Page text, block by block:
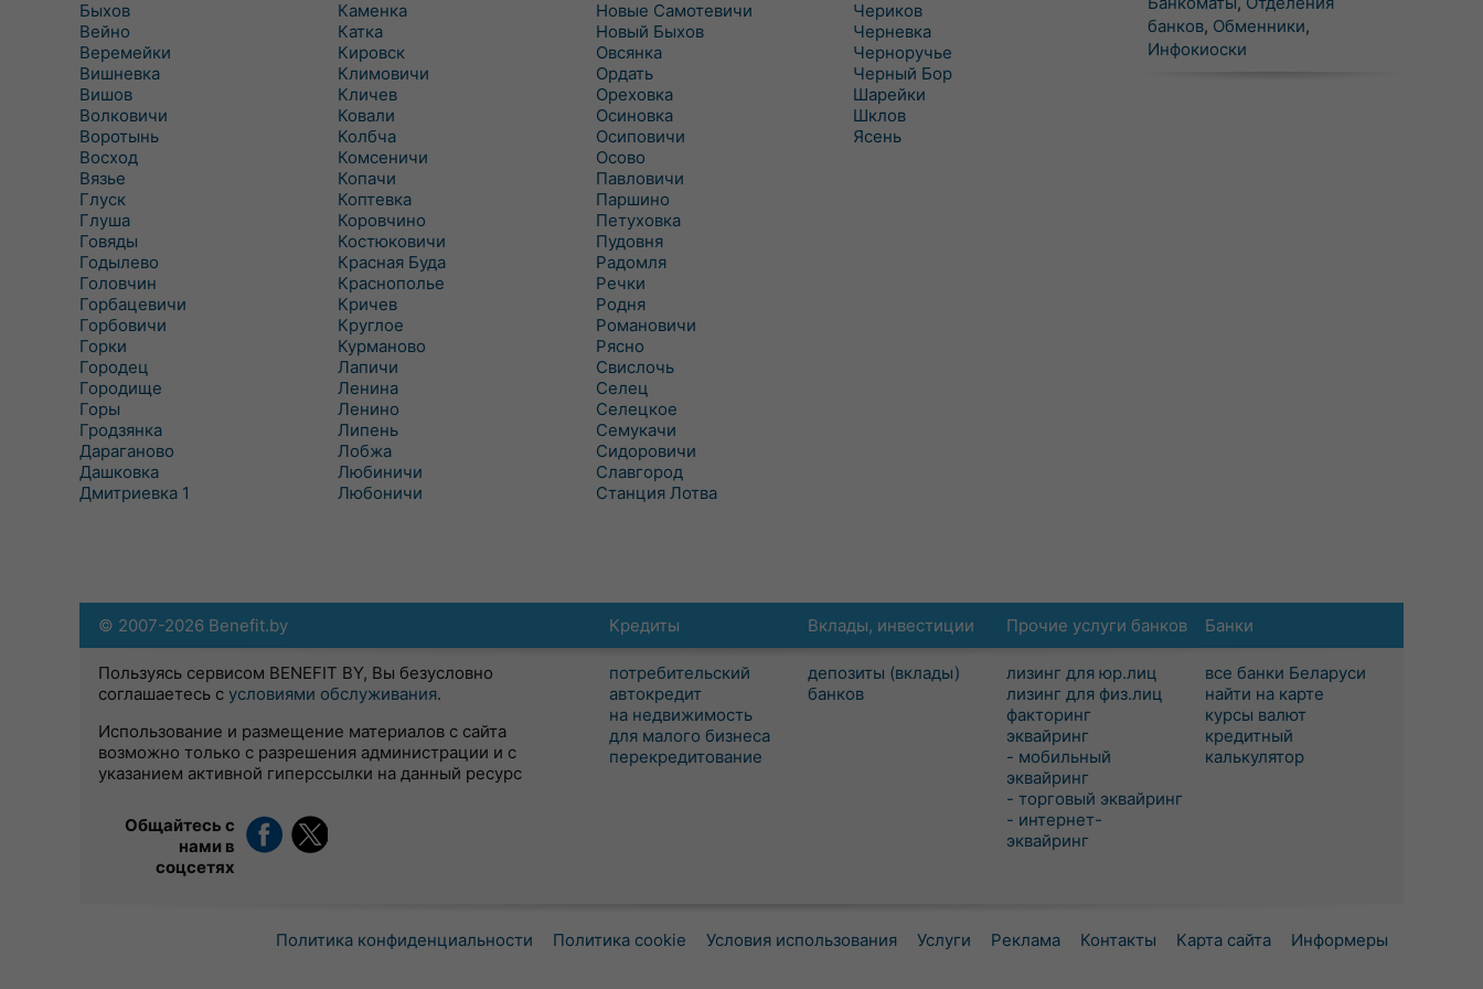
Быхов
Вейно
Веремейки
Вишневка
Вишов
Волковичи
Воротынь
Восход
Вязье
Глуск
Глуша
Говяды
Годылево
Головчин
Горбацевичи
Горбовичи
Горки
Городец
Городище
Горы
Гродзянка
Дараганово
Дашковка
Дмитриевка 1
Каменка
Катка
Кировск
Климовичи
Кличев
Ковали
Колбча
Комсеничи
Копачи
Коптевка
Коровчино
Костюковичи
Красная Буда
Краснополье
Кричев
Круглое
Курманово
Лапичи
Ленина
Ленино
Липень
Лобжа
Любиничи
Любоничи
Новые Самотевичи
Новый Быхов
Овсянка
Ордать
Ореховка
Осиновка
Осиповичи
Осово
Павловичи
Паршино
Петуховка
Пудовня
Радомля
Речки
Родня
Романовичи
Рясно
Свислочь
Селец
Селецкое
Семукачи
Сидоровичи
Славгород
Станция Лотва
Чериков
Черневка
Черноручье
Черный Бор
Шарейки
Шклов
Ясень
банков, Обменники,
Инфокиоски
Кредиты
потребительский
автокредит
на недвижимость
для малого бизнеса
перекредитование
Вклады, инвестиции
депозиты (вклады)
банков
Прочие услуги банков
лизинг для юр.лиц
лизинг для физ.лиц
факторинг
эквайринг
- мобильный
эквайринг
- торговый эквайринг
- интернет-
эквайринг
Банки
все банки Беларуси
найти на карте
курсы валют
кредитный
калькулятор
© 2007-2026 Benefit.by
Пользуясь сервисом BENEFIT BY, Вы безусловно
соглашаетесь с условиями обслуживания.
Использование и размещение материалов с сайта
возможно только с разрешения администрации и с
указанием активной гиперссылки на данный ресурс
Общайтесь с
нами в
соцсетях
Политика конфиденциальности Политика cookie Условия использования Услуги Реклама Контакты Карта сайта Информеры